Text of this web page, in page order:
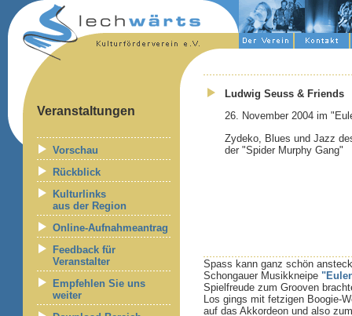
Veranstaltungen
Vorschau
Rückblick
Kulturlinks
aus der Region
Online-Aufnahmeantrag
Feedback für
Veranstalter
Empfehlen Sie uns
weiter
Ludwig Seuss & Friends
26. November 2004 im
Zydeko, Blues und Jazz
der "Spider Murphy Gang"
Spass kann ganz schön
Schongauer Musikkneipe
Spielfreude zum Grooven
Los gings mit fetzigen Boogie-
auf das Akkordeon und also